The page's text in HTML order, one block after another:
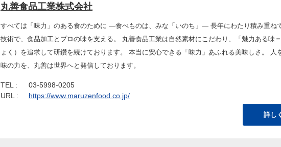
丸善食品工業株式会社
すべては「味力」のある食のために ―食べものは、みな「いのち」― 長年にわたり積み重ね
技術で、食品加工とプロの味を支える。 丸善食品工業は自然素材にこだわり、「魅力ある味
ょく）を追求して研鑽を続けております。 本当に安心できる「味力」あふれる美味しさ。 人
味の力を、丸善は世界へと発信しております。
TEL :
03-5998-0205
URL :
https://www.maruzenfood.co.jp/
詳し